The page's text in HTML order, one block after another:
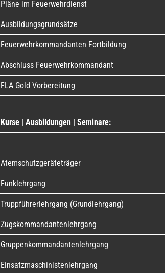
Pläne im Feuerwehrdienst
Ausbildungsgrundsätze
Feuerwehrkommandanten Fortbildung
Abschluss Feuerwehrkommandant
FLA Gold Vorbereitung
Kurse | Ausbildungen | Seminare:
Atemschutzgeräteträger
Funklehrgang
Truppführerlehrgang (Grundlehrgang)
Zugskommandantenlehrgang
Gruppenkommandantenlehrgang
Einsatzmaschinistenlehrgang